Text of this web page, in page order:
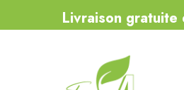
Livraison